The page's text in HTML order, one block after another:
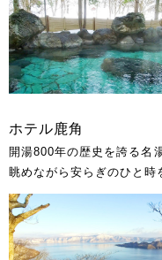
ホテル鹿角
開湯800年の歴史を誇る名
眺めながら安らぎのひと時